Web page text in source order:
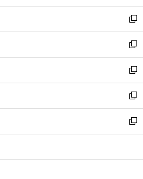
開
く
ウ
で
開
く
ン
ド
ウ
で
開
く
ウ
ィ
ン
ド
ウ
で
開
く
新
し
い
ウ
ィ
ン
ド
ウ
で
開
新
し
い
ウ
ィ
ン
ド
ウ
開
新
し
い
ウ
ィ
ン
ウ
新
し
い
ウ
ン
新
し
ウ